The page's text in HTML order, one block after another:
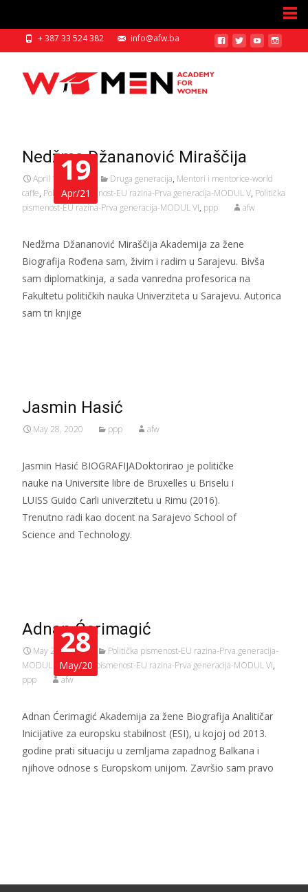
+ 387 33 524 382 info@afw.ba
19
Apr/21
Nedžma Džananović Miraščija
April 19, 2021 Druga generacija, Mentori i mentorice-world
caffe, Politička pismenost-EU razina-Prva generacija-MODUL V, Politička
pismenost-EU razina-Prva generacija-MODUL VI, ppp afw
Nedžma Džananović Miraščija Akademija za žene
Biografija Rođena sam, živim i radim u Sarajevu. Bivša
sam diplomatkinja, a sada vanredna profesorica na
Fakultetu političkih nauka Univerziteta u Sarajevu. Autorica
sam tri knjige
Jasmin Hasić​
May 28, 2020 ppp afw
Jasmin Hasić BIOGRAFIJADoktorirao je političke
nauke na Universite libre de Bruxelles u Briselu i
LUISS Guido Carli univerzitetu u Rimu (2016).
Trenutno radi kao docent na Sarajevo School of
Science and Technology.
28
May/20
Adnan Ćerimagić​
May 28, 2020
Politička pismenost-EU razina-Prva generacija-
MODUL V ,Politička pismenost-EU razina-Prva generacija-MODUL VI,
ppp
afw
Adnan Ćerimagić​ Akademija za žene Biografija Analitičar
Inicijative za europsku stabilnost (ESI), u kojoj od 2013.
godine prati situaciju u zemljama zapadnog Balkana i
njihove odnose s Europskom unijom. Završio sam pravo